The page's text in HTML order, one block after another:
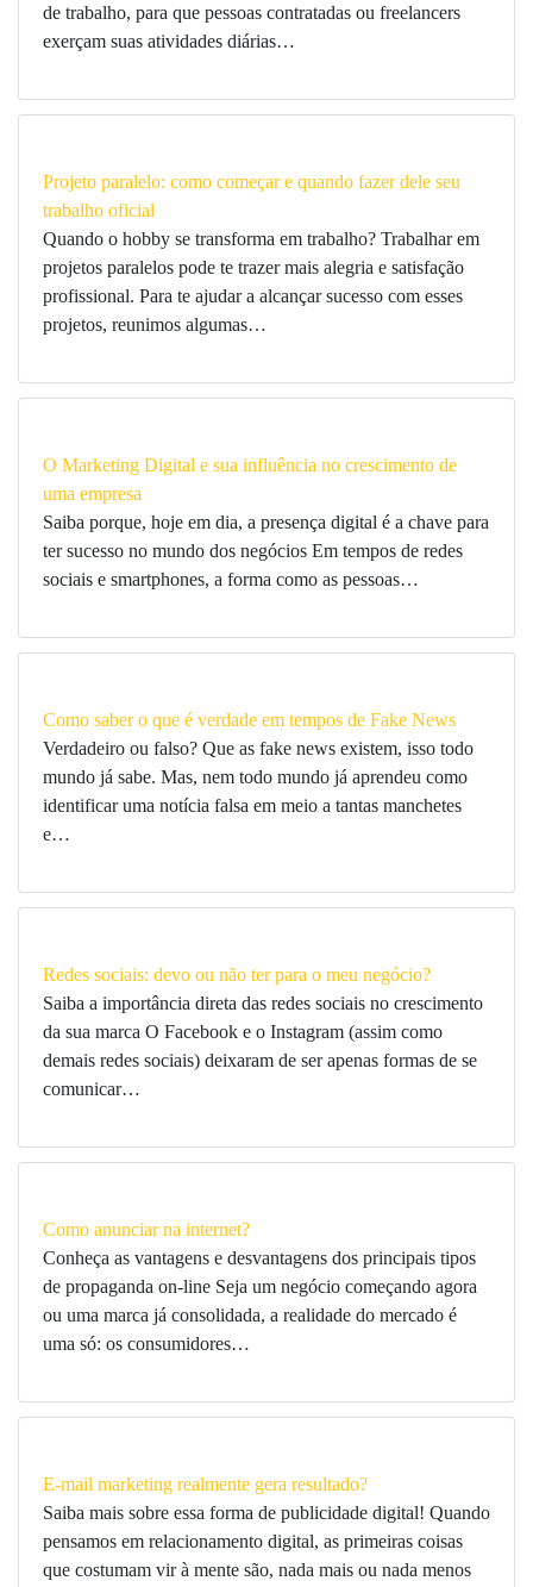
de trabalho, para que pessoas contratadas ou freelancers
exerçam suas atividades diárias…
Projeto paralelo: como começar e quando fazer dele seu
trabalho oficial
Quando o hobby se transforma em trabalho? Trabalhar em
projetos paralelos pode te trazer mais alegria e satisfação
profissional. Para te ajudar a alcançar sucesso com esses
projetos, reunimos algumas…
O Marketing Digital e sua influência no crescimento de
uma empresa
Saiba porque, hoje em dia, a presença digital é a chave para
ter sucesso no mundo dos negócios Em tempos de redes
sociais e smartphones, a forma como as pessoas…
Como saber o que é verdade em tempos de Fake News
Verdadeiro ou falso? Que as fake news existem, isso todo
mundo já sabe. Mas, nem todo mundo já aprendeu como
identificar uma notícia falsa em meio a tantas manchetes
e…
Redes sociais: devo ou não ter para o meu negócio?
Saiba a importância direta das redes sociais no crescimento
da sua marca O Facebook e o Instagram (assim como
demais redes sociais) deixaram de ser apenas formas de se
comunicar…
Como anunciar na internet?
Conheça as vantagens e desvantagens dos principais tipos
de propaganda on-line Seja um negócio começando agora
ou uma marca já consolidada, a realidade do mercado é
uma só: os consumidores…
E-mail marketing realmente gera resultado?
Saiba mais sobre essa forma de publicidade digital! Quando
pensamos em relacionamento digital, as primeiras coisas
que costumam vir à mente são, nada mais ou nada menos